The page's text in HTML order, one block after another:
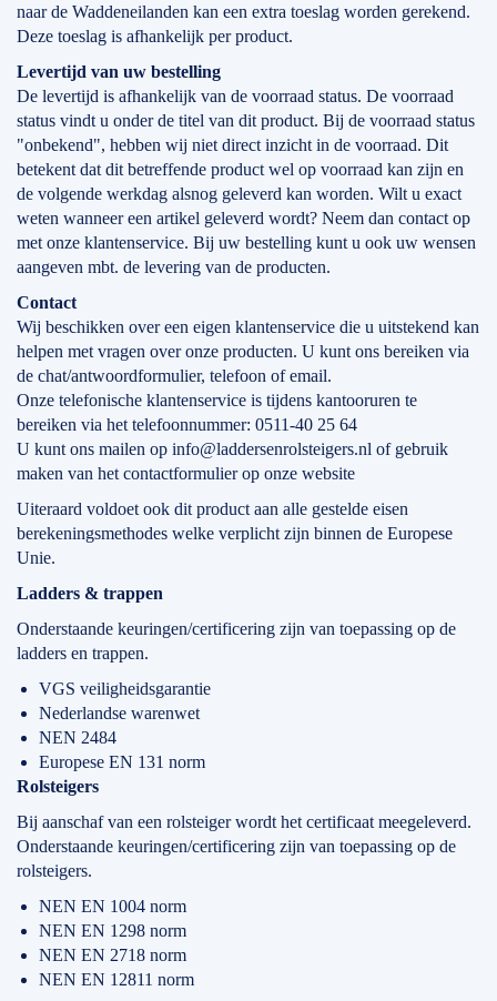
naar de Waddeneilanden kan een extra toeslag worden gerekend.
Deze toeslag is afhankelijk per product.
Levertijd van uw bestelling
De levertijd is afhankelijk van de voorraad status. De voorraad
status vindt u onder de titel van dit product. Bij de voorraad status
"onbekend", hebben wij niet direct inzicht in de voorraad. Dit
betekent dat dit betreffende product wel op voorraad kan zijn en
de volgende werkdag alsnog geleverd kan worden. Wilt u exact
weten wanneer een artikel geleverd wordt? Neem dan contact op
met onze klantenservice. Bij uw bestelling kunt u ook uw wensen
aangeven mbt. de levering van de producten.
Contact
Wij beschikken over een eigen klantenservice die u uitstekend kan
helpen met vragen over onze producten. U kunt ons bereiken via
de chat/antwoordformulier, telefoon of email.
Onze telefonische klantenservice is tijdens kantooruren te
bereiken via het telefoonnummer: 0511-40 25 64
U kunt ons mailen op info@laddersenrolsteigers.nl of gebruik
maken van het contactformulier op onze website
Uiteraard voldoet ook dit product aan alle gestelde eisen
berekeningsmethodes welke verplicht zijn binnen de Europese
Unie.
Ladders & trappen
Onderstaande keuringen/certificering zijn van toepassing op de
ladders en trappen.
VGS veiligheidsgarantie
Nederlandse warenwet
NEN 2484
Europese EN 131 norm
Rolsteigers
Bij aanschaf van een rolsteiger wordt het certificaat meegeleverd.
Onderstaande keuringen/certificering zijn van toepassing op de
rolsteigers.
NEN EN 1004 norm
NEN EN 1298 norm
NEN EN 2718 norm
NEN EN 12811 norm